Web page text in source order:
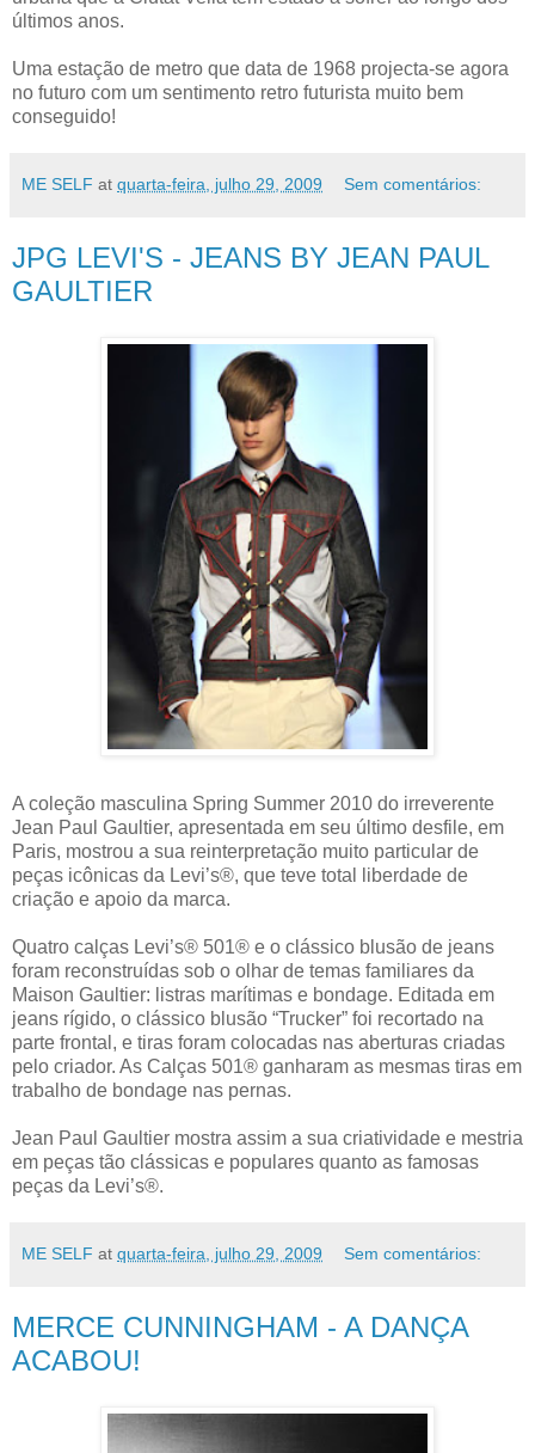
últimos anos.
Uma estação de metro que data de 1968 projecta-se agora
no futuro com um sentimento retro futurista muito bem
conseguido!
ME SELF at quarta-feira, julho 29, 2009 Sem comentários:
JPG LEVI'S - JEANS BY JEAN PAUL
GAULTIER
A coleção masculina Spring Summer 2010 do irreverente
Jean Paul Gaultier, apresentada em seu último desfile, em
Paris, mostrou a sua reinterpretação muito particular de
peças icônicas da Levi’s®, que teve total liberdade de
criação e apoio da marca.
Quatro calças Levi’s® 501® e o clássico blusão de jeans
foram reconstruídas sob o olhar de temas familiares da
Maison Gaultier: listras marítimas e bondage. Editada em
jeans rígido, o clássico blusão “Trucker” foi recortado na
parte frontal, e tiras foram colocadas nas aberturas criadas
pelo criador. As Calças 501® ganharam as mesmas tiras em
trabalho de bondage nas pernas.
Jean Paul Gaultier mostra assim a sua criatividade e mestria
em peças tão clássicas e populares quanto as famosas
peças da Levi’s®.
ME SELF at quarta-feira, julho 29, 2009 Sem comentários:
MERCE CUNNINGHAM - A DANÇA
ACABOU!